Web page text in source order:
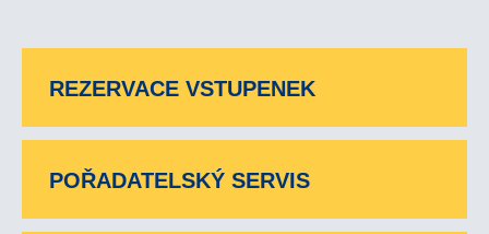
REZERVACE VSTUPENEK
POŘADATELSKÝ SERVIS